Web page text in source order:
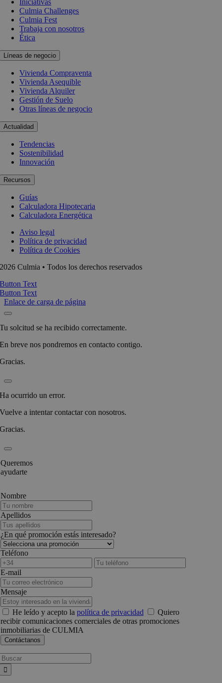
Iniciativas
Culmia Challenges
Culmia Fest
Trabaja con nosotros
Ética
Líneas de negocio
Vivienda Compraventa
Vivienda Asequible
Vivienda Alquiler
Gestión de Suelo
Otras líneas de negocio
Actualidad
Tendencias
Sostenibilidad
Innovación
Recursos
Guías
Calculadora Hipotecaria
Calculadora Energética
Aviso legal
Política de privacidad
Política de Cookies
2026 Culmia • Todos los derechos reservados
Button Text
Button Text
Enlace de carga de página
Tu solcitud se ha recibido correctamente.
En breve nos pondremos en contacto contigo.
Gracias.
Ha ocurrido un error.
Vuelve a intentar contactar con nosotros.
Gracias.
Queremos
ayudarte
Nombre
Apellidos
¿En qué promoción estás interesado?
Teléfono
E-mail
Mensaje
He leído y acepto la política de privacidad
Quiero
recibir comunicaciones comerciales de otras promociones
inmobiliarias de CULMIA